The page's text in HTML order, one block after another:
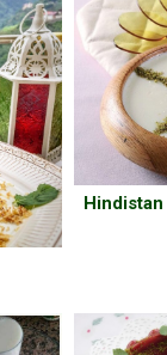
Hindistan